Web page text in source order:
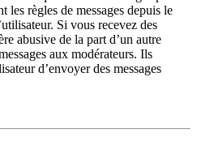
les règles de messages depuis le
Si vous recevez des
abusive de la part d’un autre
aux modérateurs. Ils
d’envoyer des messages